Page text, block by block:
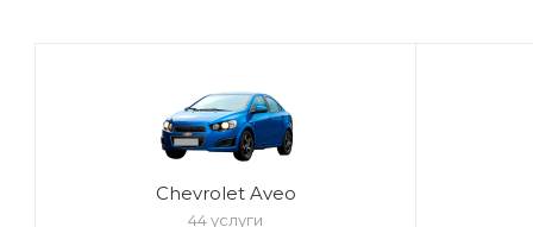
Chevrolet Aveo
44 услуги